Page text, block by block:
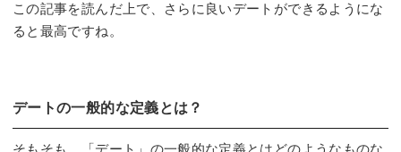
この記事を読んだ上で、さらに良いデートができるようにな
ると最高ですね。
デートの一般的な定義とは？